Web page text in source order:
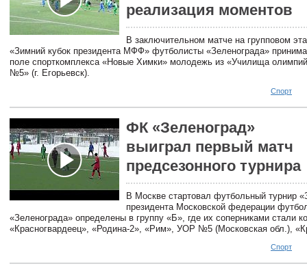
реализация моментов
В заключительном матче на групповом
«Зимний кубок президента МФФ» футболисты «Зеленограда»
поле спорткомплекса «Новые Химки» молодежь из «Училища
№5» (г. Егорьевск).
Спорт
ФК «Зеленоград»
выиграл первый матч
предсезонного турнира
В Москве стартовал футбольный турнир
президента Московской федерации
«Зеленограда» определены в группу «Б», где их соперниками стали
«Красногвардеец», «Родина-2», «Рим», УОР №5 (Московская обл.),
Спорт